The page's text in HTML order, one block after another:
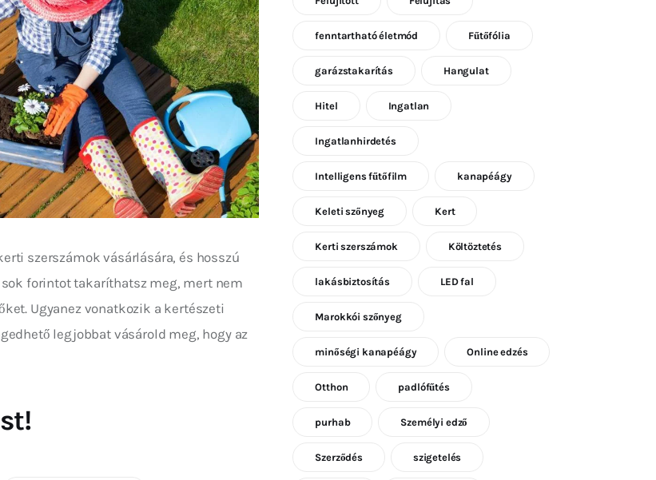
szerszámok vásárlására, és hosszú
forintot takaríthatsz meg, mert nem
Ugyanez vonatkozik a kertészeti
legjobbat vásárold meg, hogy az
fenntartható életmód Fűtőfólia
garázstakarítás Hangulat
Hitel Ingatlan
Ingatlanhirdetés
Intelligens fűtőfilm kanapéágy
Keleti szőnyeg Kert
Kerti szerszámok Költöztetés
lakásbiztosítás LED fal
Marokkói szőnyeg
minőségi kanapéágy Online edzés
Otthon padlófűtés
purhab Személyi edző
Szerződés szigetelés